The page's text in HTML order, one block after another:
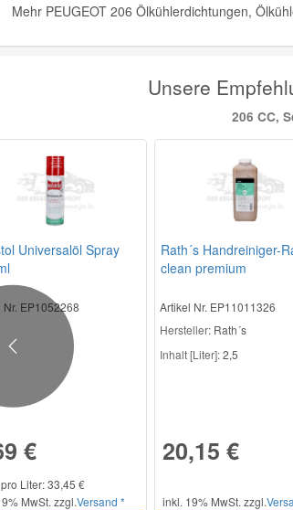
Mehr PEUGEOT 206 Ölkühlerdichtungen,
Unsere
206 CC,
Universalöl Spray
Nr. EP1052268
€
Liter: 33,45 €
MwSt. zzgl.Versand *
Rath´s Handreiniger-
clean premium
Artikel Nr. EP11011326
Hersteller: Rath´s
Inhalt [Liter]:2,5
20,15 €
inkl. 19% MwSt. zzgl.
Previous